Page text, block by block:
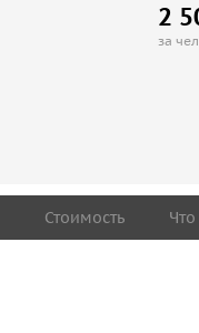
2
за
Стоимость